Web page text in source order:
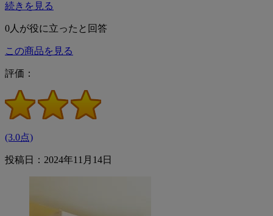
続きを見る
0人が役に立ったと回答
この商品を見る
評価：
(3.0点)
投稿日：2024年11月14日